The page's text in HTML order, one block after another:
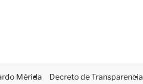
Mérida Decreto de Transparencia